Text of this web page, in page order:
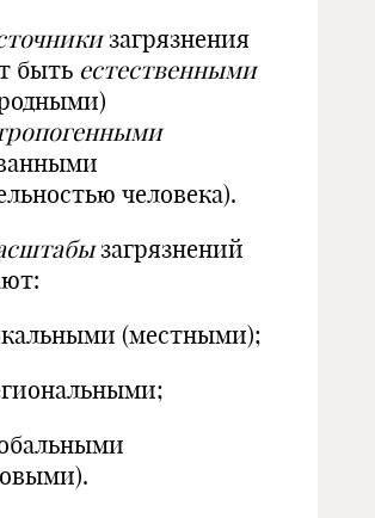
загрязнения
быть естественными
человека).
загрязнений
(местными);